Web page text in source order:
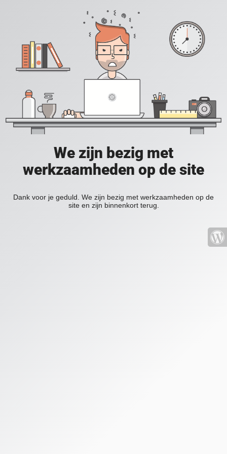
We zijn bezig met
werkzaamheden op de site
Dank voor je geduld. We zijn bezig met werkzaamheden op de
site en zijn binnenkort terug.